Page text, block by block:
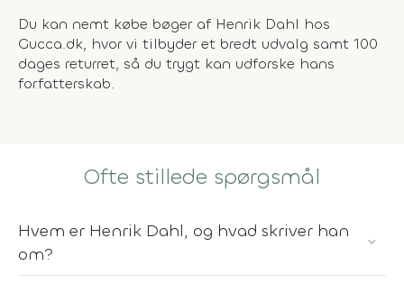
Du kan nemt købe bøger af Henrik Dahl hos
Gucca.dk, hvor vi tilbyder et bredt udvalg samt 100
dages returret, så du trygt kan udforske hans
forfatterskab.
Ofte stillede spørgsmål
Hvem er Henrik Dahl, og hvad skriver han
om?